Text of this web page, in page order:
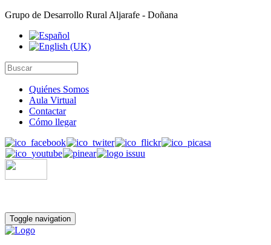
Grupo de Desarrollo Rural Aljarafe - Doñana
Quiénes Somos
Aula Virtual
Contactar
Cómo llegar
Toggle navigation